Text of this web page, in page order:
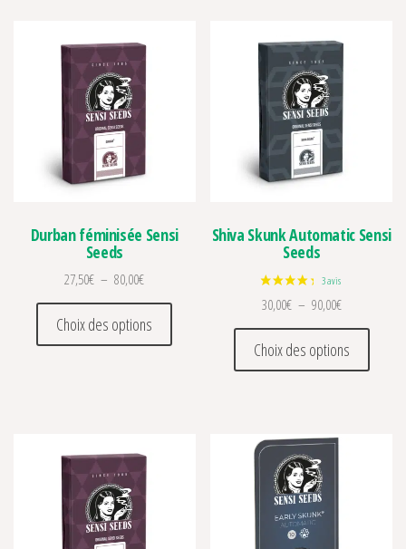
Durban féminisée Sensi
Seeds
27,50€ – 80,00€Plage de prix : 27,50€ à 80,00€
Choix des options
Ce produit a plusieurs variations. Les
Shiva Skunk Automatic Sensi
Seeds
30,00€ – 90,00€Plage de prix
Choix des options
Ce